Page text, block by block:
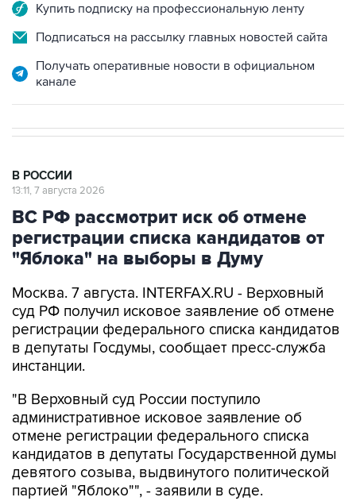
Купить подписку на профессиональную ленту
Подписаться на рассылку главных новостей сайта
Получать оперативные новости в официальном
канале
В РОССИИ
13:11, 7 августа 2026
ВС РФ рассмотрит иск об отмене
регистрации списка кандидатов от
"Яблока" на выборы в Думу
Москва. 7 августа. INTERFAX.RU - Верховный
суд РФ получил исковое заявление об отмене
регистрации федерального списка кандидатов
в депутаты Госдумы, сообщает пресс-служба
инстанции.
"В Верховный суд России поступило
административное исковое заявление об
отмене регистрации федерального списка
кандидатов в депутаты Государственной думы
девятого созыва, выдвинутого политической
партией "Яблоко"", - заявили в суде.